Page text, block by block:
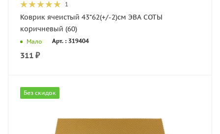
1
Коврик ячеистый 43*62(+/-2)см ЭВА СОТЫ
коричневый (60)
Мало Арт. : 319404
311 ₽
Без скидок